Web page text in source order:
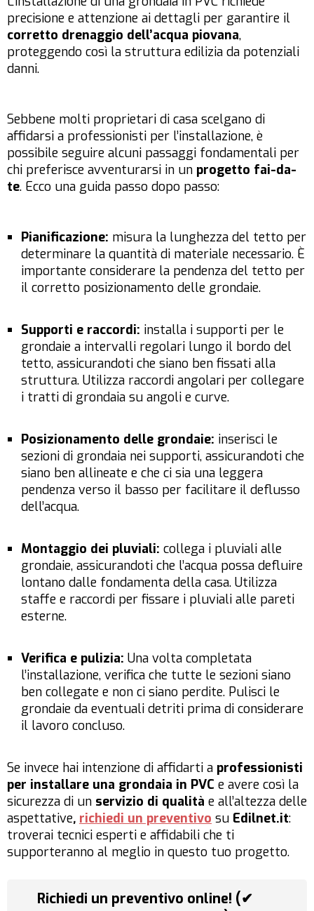
precisione e attenzione ai dettagli per garantire il
corretto drenaggio dell’acqua piovana,
proteggendo così la struttura edilizia da potenziali
danni.
Sebbene molti proprietari di casa scelgano di
affidarsi a professionisti per l’installazione, è
possibile seguire alcuni passaggi fondamentali per
chi preferisce avventurarsi in un progetto fai-da-
te. Ecco una guida passo dopo passo:
Pianificazione: misura la lunghezza del tetto per
determinare la quantità di materiale necessario. È
importante considerare la pendenza del tetto per
il corretto posizionamento delle grondaie.
Supporti e raccordi: installa i supporti per le
grondaie a intervalli regolari lungo il bordo del
tetto, assicurandoti che siano ben fissati alla
struttura. Utilizza raccordi angolari per collegare
i tratti di grondaia su angoli e curve.
Posizionamento delle grondaie: inserisci le
sezioni di grondaia nei supporti, assicurandoti che
siano ben allineate e che ci sia una leggera
pendenza verso il basso per facilitare il deflusso
dell’acqua.
Montaggio dei pluviali: collega i pluviali alle
grondaie, assicurandoti che l’acqua possa defluire
lontano dalle fondamenta della casa. Utilizza
staffe e raccordi per fissare i pluviali alle pareti
esterne.
Verifica e pulizia: Una volta completata
l’installazione, verifica che tutte le sezioni siano
ben collegate e non ci siano perdite. Pulisci le
grondaie da eventuali detriti prima di considerare
il lavoro concluso.
Se invece hai intenzione di affidarti a professionisti
per installare una grondaia in PVC e avere così la
sicurezza di un servizio di qualità e all’altezza delle
aspettative, richiedi un preventivo su Edilnet.it:
troverai tecnici esperti e affidabili che ti
supporteranno al meglio in questo tuo progetto.
Richiedi un preventivo online! (✔